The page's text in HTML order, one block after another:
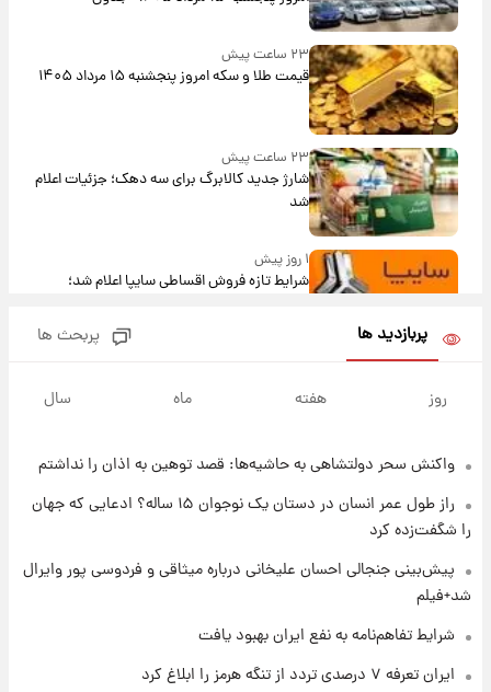
۲۳ ساعت پیش
قیمت طلا و سکه امروز پنجشنبه ۱۵ مرداد ۱۴۰۵
۲۳ ساعت پیش
شارژ جدید کالابرگ برای سه دهک؛ جزئیات اعلام
شد
۱ روز پیش
شرایط تازه فروش اقساطی سایپا اعلام شد؛
قیمت سکه و طلا فردا
۱ روز پیش
۱ روز پیش
۱ روز پیش
پربازدید ها پربحث ها
روز هفته ماه سال
واکنش سحر دولتشاهی به حاشیه‌ها: قصد توهین به اذان را نداشتم
راز طول عمر انسان در دستان یک نوجوان ۱۵ ساله؟ ادعایی که جهان
را شگفت‌زده کرد
پیش‌بینی جنجالی احسان علیخانی درباره میثاقی و فردوسی پور وایرال
شد+فیلم
شرایط تفاهم‌نامه به نفع ایران بهبود یافت
ایران تعرفه ۷ درصدی تردد از تنگه هرمز را ابلاغ کرد